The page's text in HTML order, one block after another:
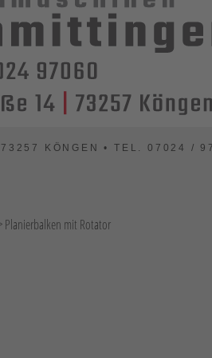
KÖNGEN • TEL. 07024 /
Planierbalken mit Rotator